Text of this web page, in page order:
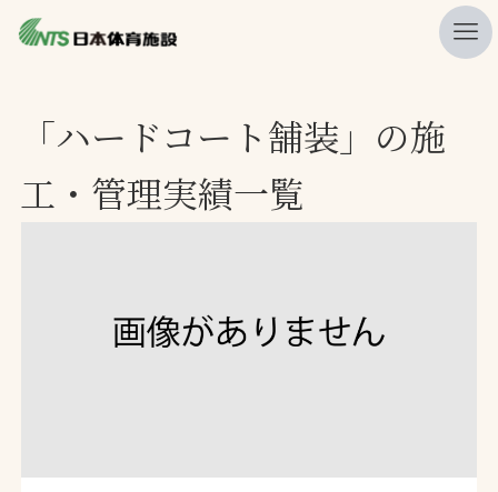
プレスリリース
施工・管理実績一覧
検索
「ハードコート舗装」の施
工・管理実績一覧